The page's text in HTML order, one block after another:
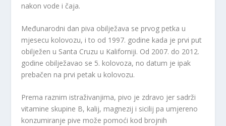
nakon vode i čaja.
Međunarodni dan piva obilježava se prvog petka u
mjesecu kolovozu, i to od 1997. godine kada je prvi put
obilježen u Santa Cruzu u Kaliforniji. Od 2007. do 2012.
godine obilježavao se 5. kolovoza, no datum je ipak
prebačen na prvi petak u kolovozu.
Prema raznim istraživanjima, pivo je zdravo jer sadrži
vitamine skupine B, kalij, magnezij i sicilij pa umjereno
konzumiranje pive može pomoći kod brojnih